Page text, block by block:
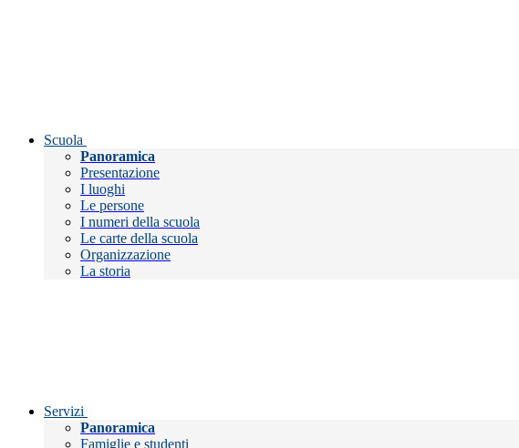
Scuola
Panoramica
Presentazione
I luoghi
Le persone
I numeri della scuola
Le carte della scuola
Organizzazione
La storia
Servizi
Panoramica
Famiglie e studenti